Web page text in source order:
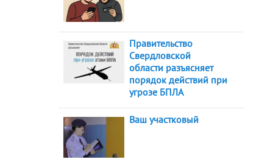
Правительство
Свердловской
области разъясняет
порядок действий при
угрозе БПЛА
Ваш участковый